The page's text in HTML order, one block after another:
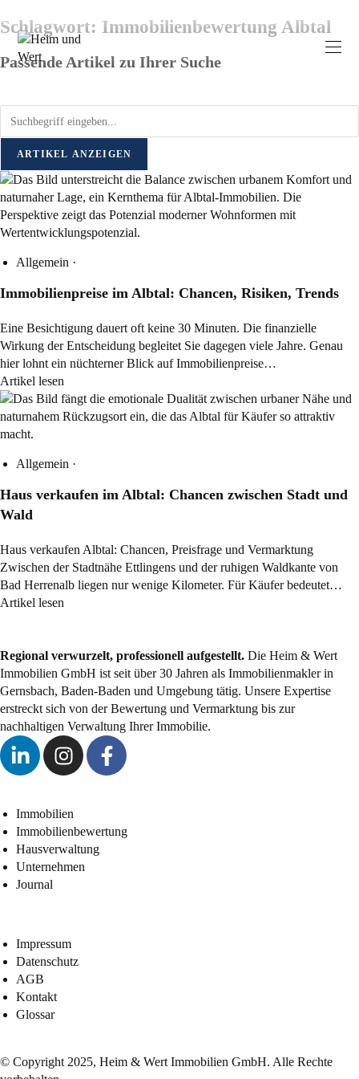
Schlagwort: Immobilienbewertung Albtal
Passende Artikel zu Ihrer Suche
ARTIKEL ANZEIGEN
Allgemein ·
Immobilienpreise im Albtal: Chancen, Risiken, Trends
Eine Besichtigung dauert oft keine 30 Minuten. Die finanzielle
Wirkung der Entscheidung begleitet Sie dagegen viele Jahre. Genau
hier lohnt ein nüchterner Blick auf Immobilienpreise…
Artikel lesen
Allgemein ·
Haus verkaufen im Albtal: Chancen zwischen Stadt und
Wald
Haus verkaufen Albtal: Chancen, Preisfrage und Vermarktung
Zwischen der Stadtnähe Ettlingens und der ruhigen Waldkante von
Bad Herrenalb liegen nur wenige Kilometer. Für Käufer bedeutet…
Artikel lesen
Regional verwurzelt, professionell aufgestellt. Die Heim & Wert
Immobilien GmbH ist seit über 30 Jahren als Immobilienmaklerin
Gernsbach, Baden-Baden und Umgebung tätig. Unsere Expertise
erstreckt sich von der Bewertung und Vermarktung bis zur
nachhaltigen Verwaltung Ihrer Immobilie.
Immobilien
Immobilienbewertung
Hausverwaltung
Unternehmen
Journal
Impressum
Datenschutz
AGB
Kontakt
Glossar
© Copyright 2025, Heim & Wert Immobilien GmbH. Alle Rechte